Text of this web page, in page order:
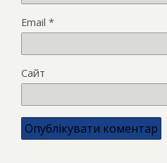
Email *
Сайт